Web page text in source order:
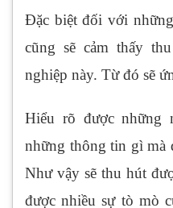
Đặc biệt đối với
cũng sẽ cảm thấy
nghiệp này. Từ đó sẽ
Hiểu rõ được những
những thông tin gì mà
Như vậy sẽ thu hút
được nhiều sự tò mò